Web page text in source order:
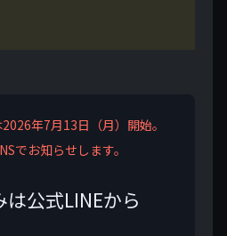
年7月13日（月）開始。
でお知らせします。
は公式LINEから